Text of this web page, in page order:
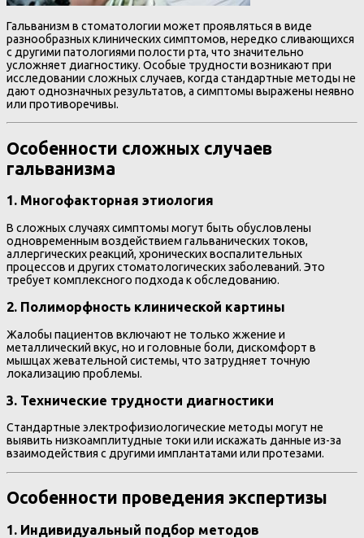
Гальванизм в стоматологии может проявляться в виде
разнообразных клинических симптомов, нередко сливающихся
с другими патологиями полости рта, что значительно
усложняет диагностику. Особые трудности возникают при
исследовании сложных случаев, когда стандартные методы не
дают однозначных результатов, а симптомы выражены неявно
или противоречивы.
Особенности сложных случаев
гальванизма
1. Многофакторная этиология
В сложных случаях симптомы могут быть обусловлены
одновременным воздействием гальванических токов,
аллергических реакций, хронических воспалительных
процессов и других стоматологических заболеваний. Это
требует комплексного подхода к обследованию.
2. Полиморфность клинической картины
Жалобы пациентов включают не только жжение и
металлический вкус, но и головные боли, дискомфорт в
мышцах жевательной системы, что затрудняет точную
локализацию проблемы.
3. Технические трудности диагностики
Стандартные электрофизиологические методы могут не
выявить низкоамплитудные токи или искажать данные из-за
взаимодействия с другими имплантатами или протезами.
Особенности проведения экспертизы
1. Индивидуальный подбор методов